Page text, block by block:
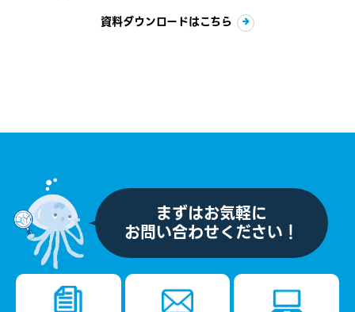
資料ダウンロードはこちら
まずはお気軽に
お問い合わせください！